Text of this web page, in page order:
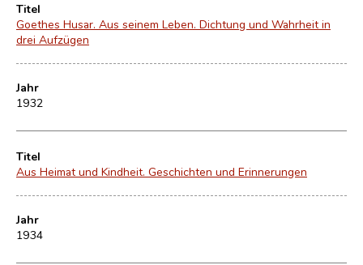
Titel
Goethes Husar. Aus seinem Leben. Dichtung und Wahrheit in
drei Aufzügen
Jahr
1932
Titel
Aus Heimat und Kindheit. Geschichten und Erinnerungen
Jahr
1934